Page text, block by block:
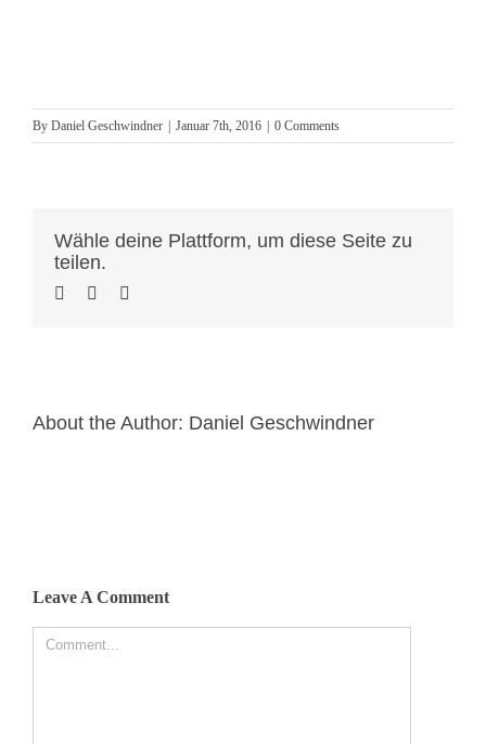
By Daniel Geschwindner Januar 7th, 2016 0 Comments
Wähle deine Plattform, um diese Seite zu
teilen.
About the Author: Daniel Geschwindner
Leave A Comment